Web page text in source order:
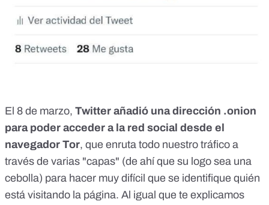
El 8 de marzo, Twitter añadió una dirección .onion
para poder acceder a la red social desde el
navegador Tor, que enruta todo nuestro tráfico a
través de varias "capas" (de ahí que su logo sea una
cebolla) para hacer muy difícil que se identifique quién
está visitando la página. Al igual que te explicamos